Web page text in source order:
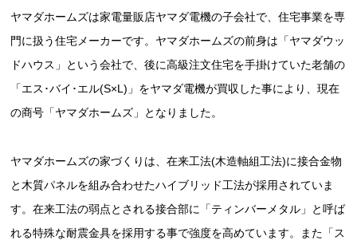
ヤマダホームズは家電量販店ヤマダ電機の子会社で、住宅事業を専
門に扱う住宅メーカーです。ヤマダホームズの前身は「ヤマダウッ
ドハウス」という会社で、後に高級注文住宅を手掛けていた老舗の
「エス･バイ･エル(S×L)」をヤマダ電機が買収した事により、現在
の商号「ヤマダホームズ」となりました。
ヤマダホームズの家づくりは、在来工法(木造軸組工法)に接合金物
と木質パネルを組み合わせたハイブリッド工法が採用されていま
す。在来工法の弱点とされる接合部に「ティンバーメタル」と呼ば
れる特殊な耐震金具を採用する事で強度を高めています。また「ス